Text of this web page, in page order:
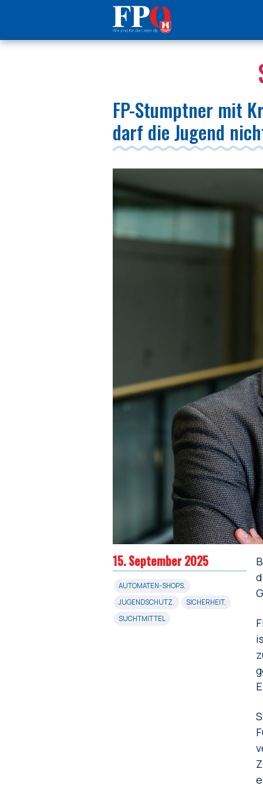
FP-Stumptner mit
darf die Jugend
15. September 2025
AUTOMATEN-SHOPS,
JUGENDSCHUTZ, SICHERHEIT,
SUCHTMITTEL